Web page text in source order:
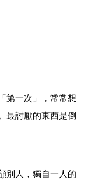
第一次」，常常想
最討厭的東西是倒
別人，獨自一人的